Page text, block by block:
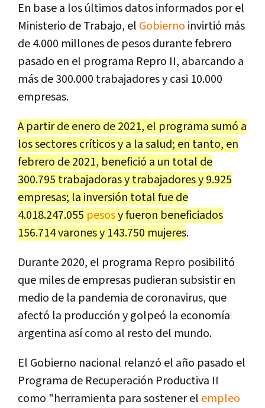
En base a los últimos datos informados por el
Ministerio de Trabajo, el Gobierno invirtió más
de 4.000 millones de pesos durante febrero
pasado en el programa Repro II, abarcando a
más de 300.000 trabajadores y casi 10.000
empresas.
A partir de enero de 2021, el programa sumó a
los sectores críticos y a la salud; en tanto, en
febrero de 2021, benefició a un total de
300.795 trabajadoras y trabajadores y 9.925
empresas; la inversión total fue de
4.018.247.055 pesosy fueron beneficiados
156.714 varones y 143.750 mujeres.
Durante 2020, el programa Repro posibilitó
que miles de empresas pudieran subsistir en
medio de la pandemia de coronavirus, que
afectó la producción y golpeó la economía
argentina así como al resto del mundo.
El Gobierno nacional relanzó el año pasado el
Programa de Recuperación Productiva II
como "herramienta para sostener el empleo